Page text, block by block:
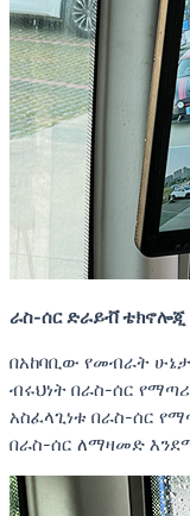
ራስ-ሰር ድራይቭ ቴክኖሎጂ
በአከባቢው የመብራት
ብሩህነት በራስ-ሰር
አስፈላጊነቱ በራስ-ሰር
በራስ-ሰር ለማዛመድ